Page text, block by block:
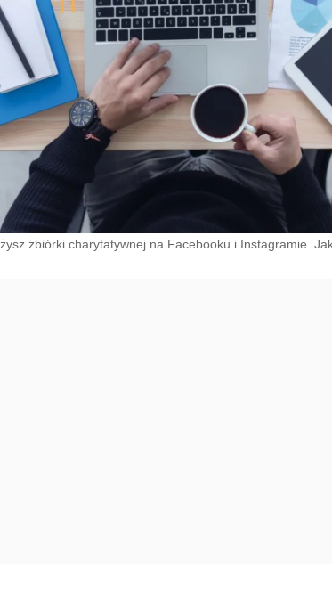
zbiórki charytatywnej na Facebooku i Instagramie.